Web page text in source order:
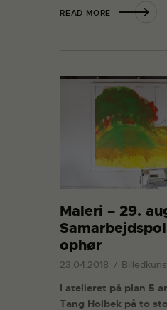
READ MORE
Maleri – 29.
ophør
23.04.2018
I atelieret på plan 5
Tang Holbek på to